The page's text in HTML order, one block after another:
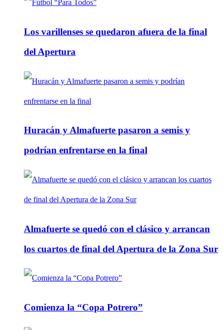
Los varillenses se quedaron afuera de la final
del Apertura
Huracán y Almafuerte pasaron a semis y
podrían enfrentarse en la final
Almafuerte se quedó con el clásico y arrancan
los cuartos de final del Apertura de la Zona Sur
Comienza la “Copa Potrero”